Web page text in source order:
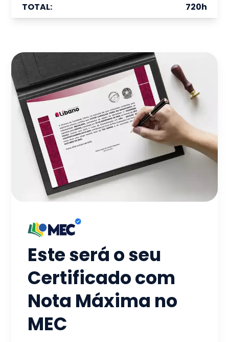
TOTAL: 720h
Este será o seu
Certificado com
Nota Máxima no
MEC